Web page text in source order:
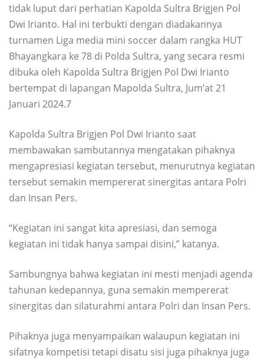
tidak luput dari perhatian Kapolda Sultra Brigjen Pol
Dwi Irianto. Hal ini terbukti dengan diadakannya
turnamen Liga media mini soccer dalam rangka HUT
Bhayangkara ke 78 di Polda Sultra, yang secara resmi
dibuka oleh Kapolda Sultra Brigjen Pol Dwi Irianto
bertempat di lapangan Mapolda Sultra, Jum’at 21
Januari 2024.7
Kapolda Sultra Brigjen Pol Dwi Irianto saat
membawakan sambutannya mengatakan pihaknya
mengapresiasi kegiatan tersebut, menurutnya kegiatan
tersebut semakin mempererat sinergitas antara Polri
dan Insan Pers.
“Kegiatan ini sangat kita apresiasi, dan semoga
kegiatan ini tidak hanya sampai disini,” katanya.
Sambungnya bahwa kegiatan ini mesti menjadi agenda
tahunan kedepannya, guna semakin mempererat
sinergitas dan silaturahmi antara Polri dan Insan Pers.
Pihaknya juga menyampaikan walaupun kegiatan ini
sifatnya kompetisi tetapi disatu sisi juga pihaknya juga